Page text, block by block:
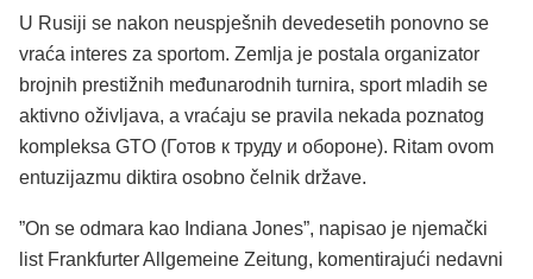
U Rusiji se nakon neuspješnih devedesetih ponovno se
vraća interes za sportom. Zemlja je postala organizator
brojnih prestižnih međunarodnih turnira, sport mladih se
aktivno oživljava, a vraćaju se pravila nekada poznatog
kompleksa GTO (Готов к труду и обороне). Ritam ovom
entuzijazmu diktira osobno čelnik države.
”On se odmara kao Indiana Jones”, napisao je njemački
list Frankfurter Allgemeine Zeitung, komentirajući nedavni